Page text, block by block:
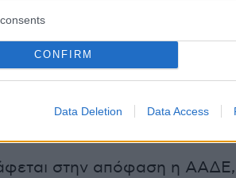
CONFIRM
Data Deletion Data Access
ανάλογες ενισχύσεις για
κανονικά το νοίκι τους
ενισχύσεις που στηρίζονταν
στην απόφαση η ΑΑΔΕ,